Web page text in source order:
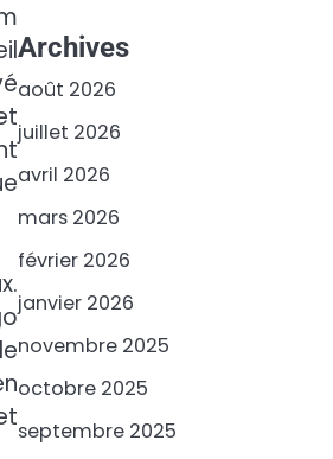
Archives
août 2026
juillet 2026
avril 2026
mars 2026
février 2026
janvier 2026
novembre 2025
octobre 2025
septembre 2025